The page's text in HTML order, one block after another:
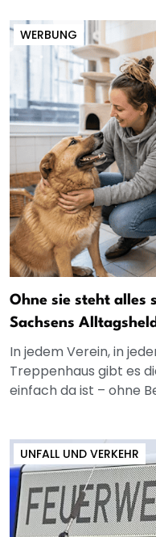
WERBUNG
Ohne sie steht alles
Sachsens
In jedem Verein, in
Treppenhaus gibt es
einfach da ist – ohne
UNFALL UND VERKEHR